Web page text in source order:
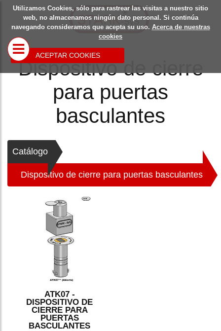
Utilizamos Cookies, sólo para rastrear las visitas a nuestro sitio
web, no almacenamos ningún dato personal. Si continúa
navegando consideramos que acepta su uso. Acerca de nuestras
cookies
ACEPTAR COOKIES
Starksys
Dispositivos
de
seguridad
cierre para puertas
enrollables y
similares
Dispositivos de
basculantes
Dispositivo de cierre
para puertas
basculantes
Catálogo
Dispositivo de cierre para puertas basculantes
ATK07 -
DISPOSITIVO DE
CIERRE PARA
PUERTAS
BASCULANTES